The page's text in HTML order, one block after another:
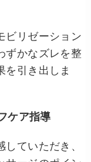
ビリゼーション
ずかなズレを整
を引き出しま
ケア指導
ていただき、